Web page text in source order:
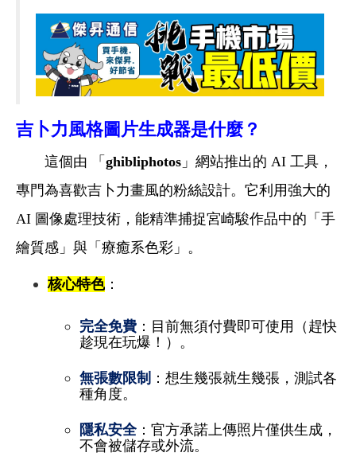
吉卜力風格圖片生成器是什麼？
這個由 「 ghibliphotos 」網站推出的 AI 工具，
專門為喜歡吉卜力畫風的粉絲設計。它利用強大的
AI 圖像處理技術，能精準捕捉宮崎駿作品中的「手
繪質感」與「療癒系色彩」。
核心特色 ：
完全免費 ：目前無須付費即可使用（趕快
趁現在玩爆！）。
無張數限制 ：想生幾張就生幾張，測試各
種角度。
隱私安全 ：官方承諾上傳照片僅供生成，
不會被儲存或外流。